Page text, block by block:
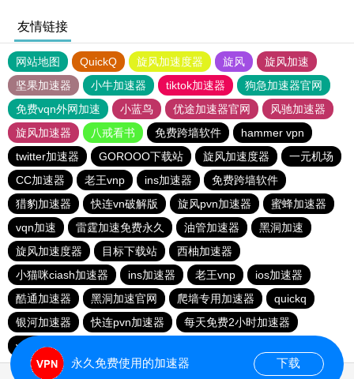
友情链接
网站地图 QuickQ 旋风加速度器 旋风
旋风加速
坚果加速器
小牛加速器 tiktok加速器
狗急加速器官网
免费vqn外网加速
小蓝鸟 优途加速器官网
风驰加速器
旋风加速器
八戒看书 免费跨墙软件
hammer vpn
twitter加速器
GOROOO下载站 旋风加速度器
一元机场
CC加速器
老王vnp ins加速器
免费跨墙软件
猎豹加速器
快连vn破解版 旋风pvn加速器
蜜蜂加速器
vqn加速
雷霆加速免费永久 油管加速器
黑洞加速
旋风加速度器
目标下载站
西柚加速器
小猫咪ciash加速器
ins加速器 老王vnp
ios加速器
酷通加速器
黑洞加速官网 爬墙专用加速器
quickq
银河加速器
快连pvn加速器
每天免费2小时加速器
vp免费加速
永久免费使用的加速器 下载